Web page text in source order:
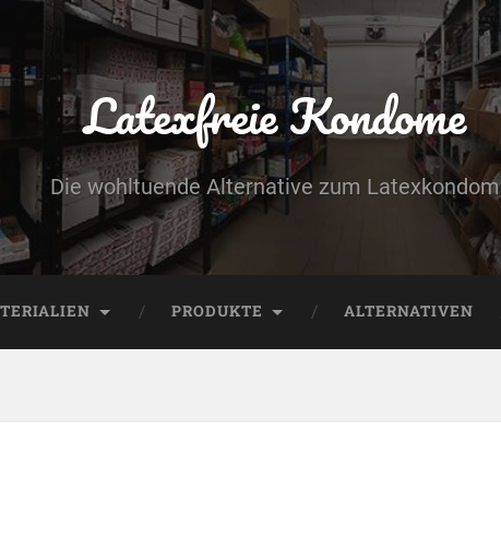
Latexfreie Kondome
Die wohltuende Alternative zum Latexkondom
PRODUKTE ALTERNATIVEN